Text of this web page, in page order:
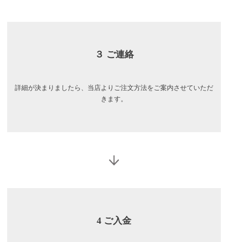
３ ご連絡
詳細が決まりましたら、当店よりご注文方法をご案内させていただ
きます。
4 ご入金